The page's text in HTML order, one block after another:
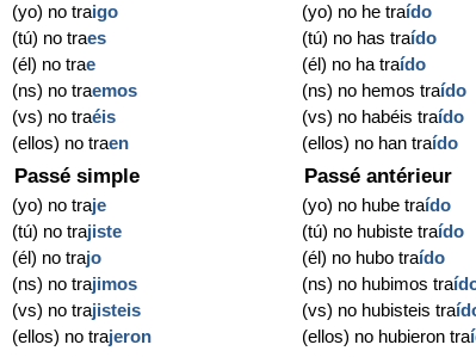
(yo) no traigo
(tú) no traes
(él) no trae
(ns) no traemos
(vs) no traéis
(ellos) no traen
(yo) no he traído
(tú) no has traído
(él) no ha traído
(ns) no hemos traído
(vs) no habéis traído
(ellos) no han traído
Passé simple
(yo) no traje
(tú) no trajiste
(él) no trajo
(ns) no trajimos
(vs) no trajisteis
(ellos) no trajeron
Passé antérieur
(yo) no hube traído
(tú) no hubiste traído
(él) no hubo traído
(ns) no hubimos tra
(vs) no hubisteis tra
(ellos) no hubieron tra